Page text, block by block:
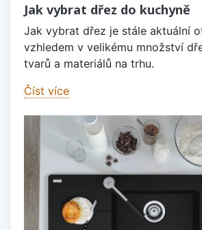
Jak vybrat dřez do kuchyně
Jak vybrat dřez je stále aktuální
vzhledem v velikému množství
tvarů a materiálů na trhu.
Číst více